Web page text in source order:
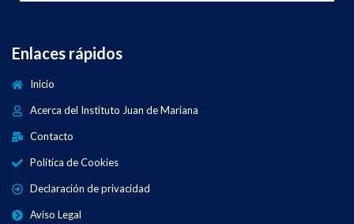
Enlaces rápidos
Inicio
Acerca del Instituto Juan de Mariana
Contacto
Política de Cookies
Declaración de privacidad
Aviso Legal